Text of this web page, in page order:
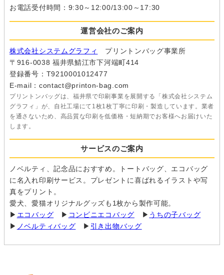
お電話受付時間：9:30～12:00/13:00～17:30
運営会社のご案内
株式会社システムグラフィ
プリントンバッグ事業所
〒916-0038 福井県鯖江市下河端町414
登録番号：T9210001012477
E-mail：contact@printon-bag.com
プリントンバッグは、福井県で印刷事業を展開する「株式会社システム
グラフィ」が、自社工場にて1枚1枚丁寧に印刷・製造しています。業者
を通さないため、高品質な印刷を低価格・短納期でお客様へお届けいた
します。
サービスのご案内
ノベルティ、記念品におすすめ。トートバッグ、エコバッグ
に名入れ印刷サービス。プレゼントに喜ばれるイラストや写
真をプリント。
愛犬、愛猫オリジナルグッズも1枚から製作可能。
▶ エコバッグ ▶ コンビニエコバッグ ▶ うちの子バッグ
▶ ノベルティバッグ ▶ 引き出物バッグ